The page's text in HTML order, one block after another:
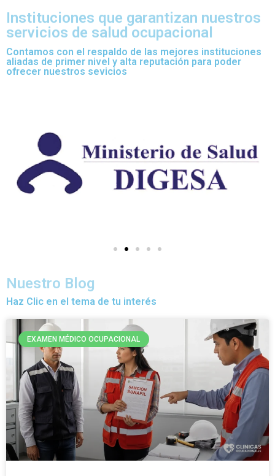
Instituciones que garantizan nuestros
servicios de salud ocupacional
Contamos con el respaldo de las mejores instituciones
aliadas de primer nivel y alta reputación para poder
ofrecer nuestros sevicios
Nuestro Blog
Haz Clic en el tema de tu interés
EXAMEN MÉDICO OCUPACIONAL